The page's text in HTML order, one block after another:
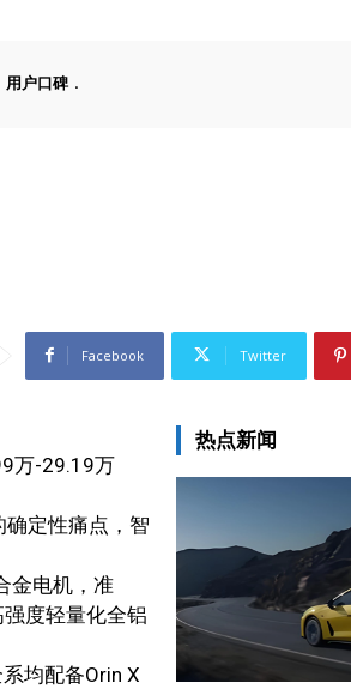
用户口碑
Facebook Twitter
万-29.19万
确定性痛点，智
金电机，准
度轻量化全铝
均配备Orin X
热点新闻